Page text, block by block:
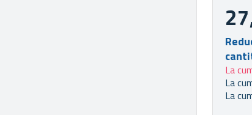
La
La
La